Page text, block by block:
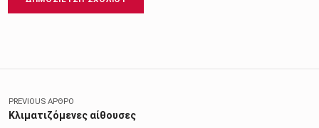
Πλοήγηση άρθρων
PREVIOUS ΆΡΘΡΟ
Κλιματιζόμενες αίθουσες